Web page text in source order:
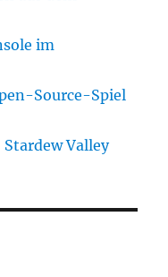
im
Source-Spiel
Valley